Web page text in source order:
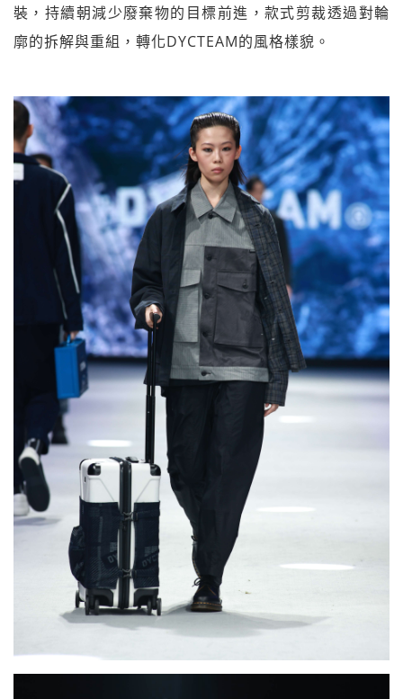
裝，持續朝減少廢棄物的目標前進，款式剪裁透過對輪
廓的拆解與重組，轉化DYCTEAM的風格樣貌。